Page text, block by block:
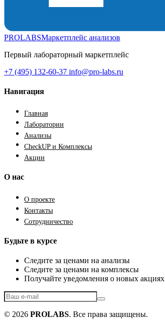
PROLABSМаркетплейс анализов
Первый лабораторный маркетплейс
+7 (495) 132-60-37 info@pro-labs.ru
Навигация
Главная
Лаборатории
Анализы
CheckUP и Комплексы
Акции
О нас
О проекте
Контакты
Сотрудничество
Будьте в курсе
Следите за ценами на анализы
Следите за ценами на комплексы
Получайте уведомления о новых акциях
© 2026 PROLABS. Все права защищены.